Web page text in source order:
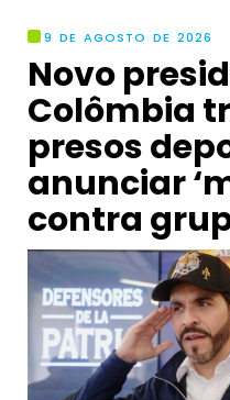
9 DE AGOSTO DE 2026
Novo
Colômbia
presos
anunciar
contra